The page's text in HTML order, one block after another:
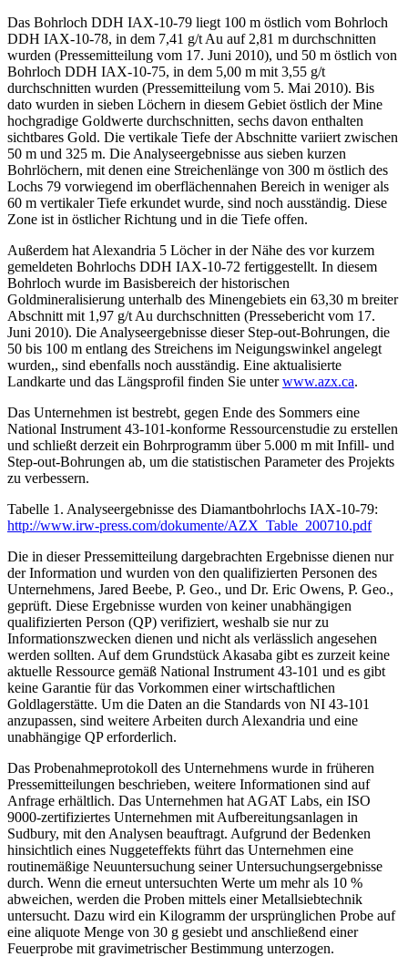
Das Bohrloch DDH IAX-10-79 liegt 100 m östlich vom Bohrloch
DDH IAX-10-78, in dem 7,41 g/t Au auf 2,81 m durchschnitten
wurden (Pressemitteilung vom 17. Juni 2010), und 50 m östlich von
Bohrloch DDH IAX-10-75, in dem 5,00 m mit 3,55 g/t
durchschnitten wurden (Pressemitteilung vom 5. Mai 2010). Bis
dato wurden in sieben Löchern in diesem Gebiet östlich der Mine
hochgradige Goldwerte durchschnitten, sechs davon enthalten
sichtbares Gold. Die vertikale Tiefe der Abschnitte variiert zwischen
50 m und 325 m. Die Analyseergebnisse aus sieben kurzen
Bohrlöchern, mit denen eine Streichenlänge von 300 m östlich des
Lochs 79 vorwiegend im oberflächennahen Bereich in weniger als
60 m vertikaler Tiefe erkundet wurde, sind noch ausständig. Diese
Zone ist in östlicher Richtung und in die Tiefe offen.
Außerdem hat Alexandria 5 Löcher in der Nähe des vor kurzem
gemeldeten Bohrlochs DDH IAX-10-72 fertiggestellt. In diesem
Bohrloch wurde im Basisbereich der historischen
Goldmineralisierung unterhalb des Minengebiets ein 63,30 m breiter
Abschnitt mit 1,97 g/t Au durchschnitten (Pressebericht vom 17.
Juni 2010). Die Analyseergebnisse dieser Step-out-Bohrungen, die
50 bis 100 m entlang des Streichens im Neigungswinkel angelegt
wurden,, sind ebenfalls noch ausständig. Eine aktualisierte
Landkarte und das Längsprofil finden Sie unterwww.azx.ca.
Das Unternehmen ist bestrebt, gegen Ende des Sommers eine
National Instrument 43-101-konforme Ressourcenstudie zu erstellen
und schließt derzeit ein Bohrprogramm über 5.000 m mit Infill- und
Step-out-Bohrungen ab, um die statistischen Parameter des Projekts
zu verbessern.
Tabelle 1. Analyseergebnisse des Diamantbohrlochs IAX-10-79:
http://www.irw-press.com/dokumente/AZX_Table_200710.pdf
Die in dieser Pressemitteilung dargebrachten Ergebnisse dienen nur
der Information und wurden von den qualifizierten Personen des
Unternehmens, Jared Beebe, P. Geo., und Dr. Eric Owens, P. Geo.,
geprüft. Diese Ergebnisse wurden von keiner unabhängigen
qualifizierten Person (QP) verifiziert, weshalb sie nur zu
Informationszwecken dienen und nicht als verlässlich angesehen
werden sollten. Auf dem Grundstück Akasaba gibt es zurzeit keine
aktuelle Ressource gemäß National Instrument 43-101 und es gibt
keine Garantie für das Vorkommen einer wirtschaftlichen
Goldlagerstätte. Um die Daten an die Standards von NI 43-101
anzupassen, sind weitere Arbeiten durch Alexandria und eine
unabhängige QP erforderlich.
Das Probenahmeprotokoll des Unternehmens wurde in früheren
Pressemitteilungen beschrieben, weitere Informationen sind auf
Anfrage erhältlich. Das Unternehmen hat AGAT Labs, ein ISO
9000-zertifiziertes Unternehmen mit Aufbereitungsanlagen in
Sudbury, mit den Analysen beauftragt. Aufgrund der Bedenken
hinsichtlich eines Nuggeteffekts führt das Unternehmen eine
routinemäßige Neuuntersuchung seiner Untersuchungsergebnisse
durch. Wenn die erneut untersuchten Werte um mehr als 10 %
abweichen, werden die Proben mittels einer Metallsiebtechnik
untersucht. Dazu wird ein Kilogramm der ursprünglichen Probe auf
eine aliquote Menge von 30 g gesiebt und anschließend einer
Feuerprobe mit gravimetrischer Bestimmung unterzogen.